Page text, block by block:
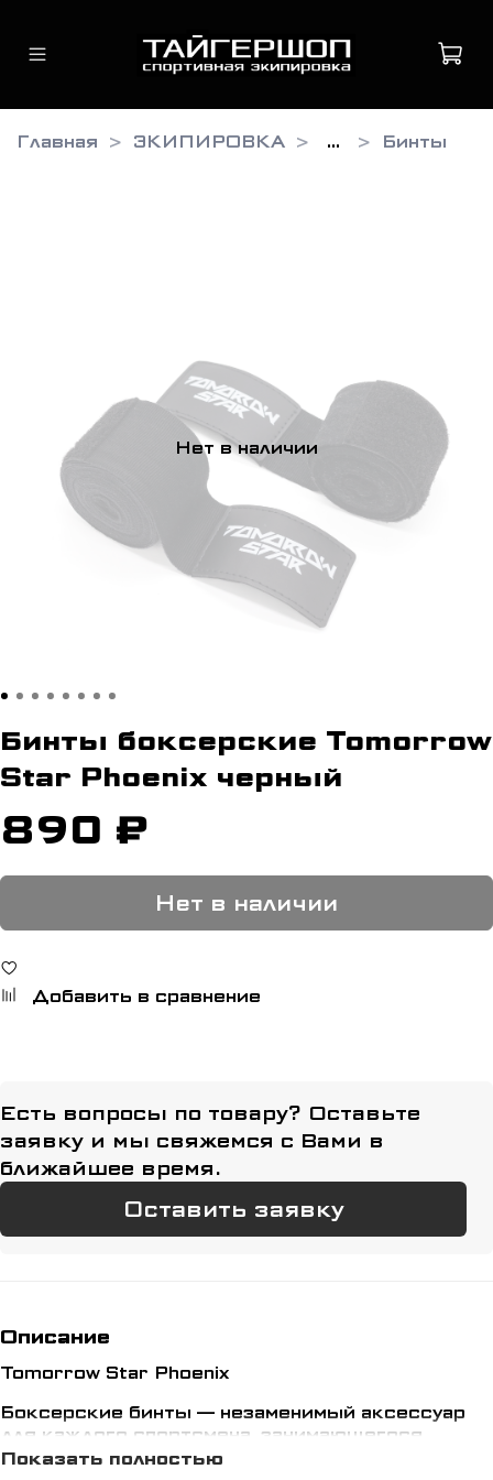
Главная ЭКИПИРОВКА ... Бинты
Нет в наличии
Бинты боксерские Tomorrow
Star Phoenix черный
890 ₽
Нет в наличии
Добавить в сравнение
Есть вопросы по товару? Оставьте
заявку и мы свяжемся с Вами в
ближайшее время.
Оставить заявку
Описание
Tomorrow Star Phoenix
Боксерские бинты — незаменимый аксессуар
для каждого спортсмена, занимающегося
боксом и единоборствами.
Показать полностью